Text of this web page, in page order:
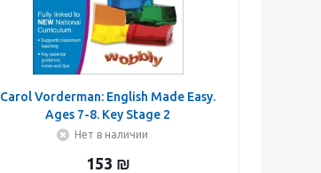
Carol Vorderman: English Made Easy.
Ages 7-8. Key Stage 2
Нет в наличии
153 ₪